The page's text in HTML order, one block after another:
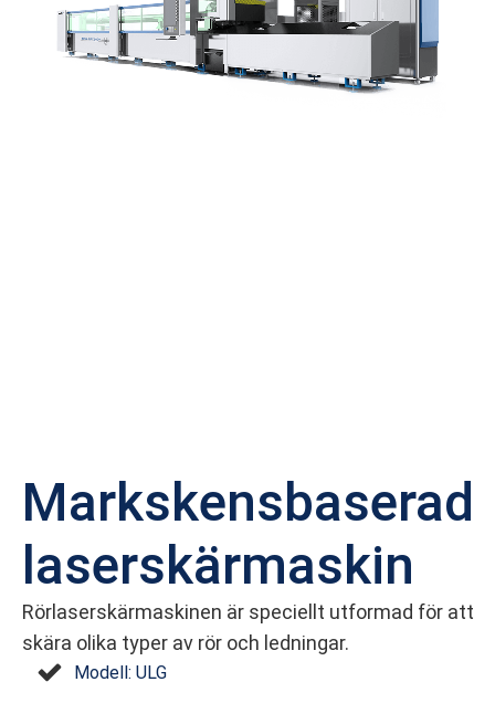
Markskensbaserad
laser­skärmaskin
Rörlaserskärmaskinen är speciellt utformad för att
skära olika typer av rör och ledningar.
Modell: ULG